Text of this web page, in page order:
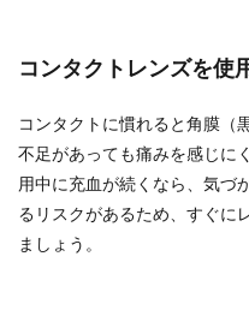
コンタクトレンズを使
コンタクトに慣れると角膜（
不足があっても痛みを感じに
用中に充血が続くなら、気づ
るリスクがあるため、すぐに
ましょう。